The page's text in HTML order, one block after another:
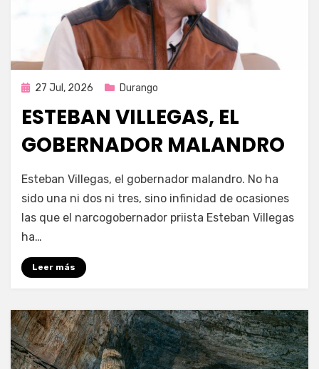
Publicada
27 Jul, 2026 Durango
ESTEBAN VILLEGAS, EL
GOBERNADOR MALANDRO
por Fernando Miranda Servín
Esteban Villegas, el gobernador malandro. No ha
sido una ni dos ni tres, sino infinidad de ocasiones
las que el narcogobernador priista Esteban Villegas
ha…
Leer más